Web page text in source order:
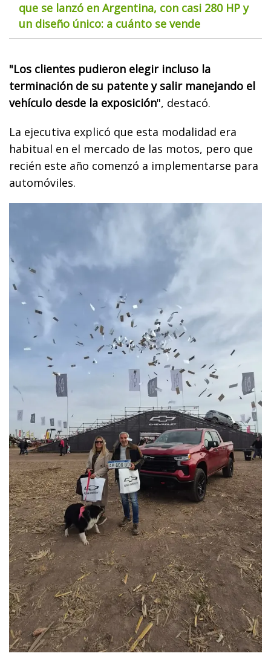
que se lanzó en Argentina, con casi 280 HP y
un diseño único: a cuánto se vende
"Los clientes pudieron elegir incluso la
terminación de su patente y salir manejando el
vehículo desde la exposición", destacó.
La ejecutiva explicó que esta modalidad era
habitual en el mercado de las motos, pero que
recién este año comenzó a implementarse para
automóviles.